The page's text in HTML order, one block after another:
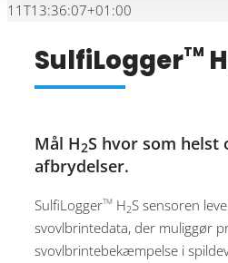
11T13:36:07+01:00
SulfiLoggerTM H
Mål H2S hvor som helst
afbrydelser.
SulfiLoggerTM H2S sensoren
svovlbrintedata, der muliggør
svovlbrintebekæmpelse i